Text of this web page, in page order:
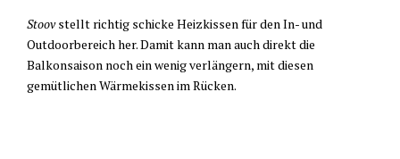
Stoovstellt richtig schicke Heizkissen für den In- und
Outdoorbereich her. Damit kann man auch direkt die
Balkonsaison noch ein wenig verlängern, mit diesen
gemütlichen Wärmekissen im Rücken.